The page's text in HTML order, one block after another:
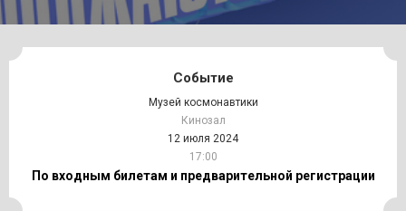
Событие
Музей космонавтики
Кинозал
12 июля 2024
17:00
По входным билетам и предварительной регистрации